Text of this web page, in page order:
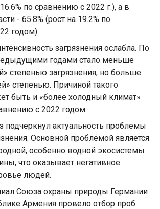
по сравнению с 2022 г.), а в
- 65.8% (рост на 19.2% по
годом).
загрязнения ослабла. По
годами стало меньше
степенью загрязнения, но больше
степенью. Причиной такого
быть и «более холодный климат»
с 2022 годом.
подчеркнул актуальность проблемы
Основной проблемой является
особенно водной экосистемы
что оказывает негативное
людей.
Союза охраны природы Германии
Армения провело отбор проб